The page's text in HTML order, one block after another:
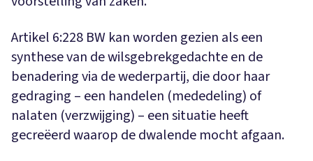
Artikel 6:228 BW kan worden gezien als een
synthese van de wilsgebrekgedachte en de
benadering via de wederpartij, die door haar
gedraging – een handelen (mededeling) of
nalaten (verzwijging) – een situatie heeft
gecreëerd waarop de dwalende mocht afgaan.